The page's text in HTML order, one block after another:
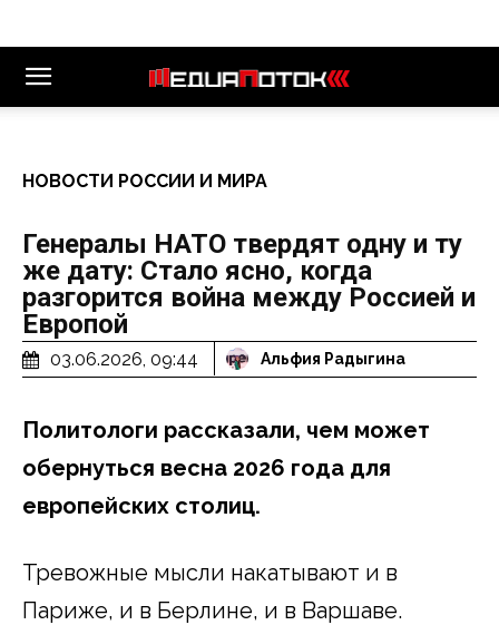
НОВОСТИ РОССИИ И МИРА
Генералы НАТО твердят одну и ту
же дату: Стало ясно, когда
разгорится война между Россией и
Европой
03.06.2026, 09:44 Альфия Радыгина
Политологи рассказали, чем может
обернуться весна 2026 года для
европейских столиц.
Тревожные мысли накатывают и в
Париже, и в Берлине, и в Варшаве.